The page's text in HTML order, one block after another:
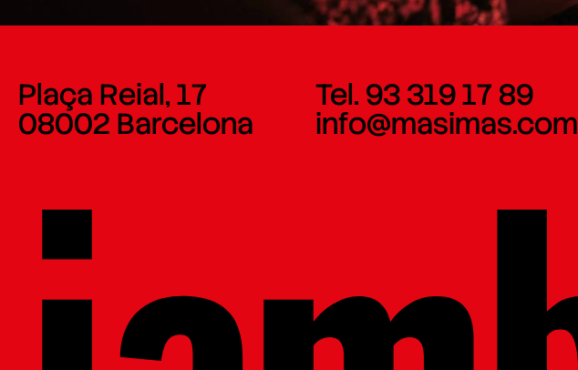
Plaça Reial, 17
08002 Barcelona
Tel. 93 319 17 89
info@masimas.com